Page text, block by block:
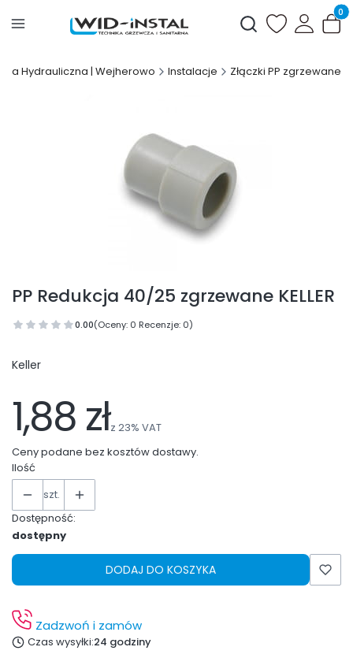
Otwórz
Hydrauliczna | Wejherowo Instalacje Złączki PP zgrzewane
PP Redukcja 40/25 zgrzewane KELLER
0.00(Oceny: 0 Recenzje: 0)
Keller
1,88 złz 23% VAT
Ceny podane bez kosztów dostawy.
Ilość
szt.
Dostępność:
dostępny
DODAJ DO KOSZYKA
Zadzwoń i zamów
Czas wysyłki:24 godziny